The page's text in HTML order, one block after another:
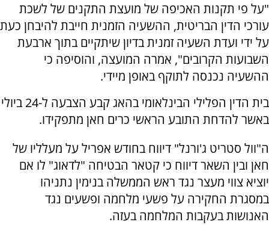
"על פי תקנות האכיפה של מועצת התקנים של לשכת
עורכי הדין הבריטית, ההשעיה הזמנית חייבת להיבחן כעת
על ידי ועדת השעיה זמנית בדיון שיתקיים בתוך ארבעת
השבועות הקרובים", אמרה המועצה, והוסיפה כי
ההשעיה נכנסה לתוקף באופן מיידי.
בית הדין הפלילי הבינלאומי בהאג קבע הצבעה ל-24 ביולי
באשר להדחת התובע הראשי כרים חאן מתפקידו.
ה"וול סטריט ג'ורנל" דיווח בחודש אפריל על מעלליו של
חאן ובין השאר דיווח כי קטאר הבטיחה "לדאוג" לו אם
יוציא צווי מעצר נגד ראש הממשלה בנימין נתניהו
במסגרת החקירה על פשעי מלחמה ופשעים נגד
האנושות בעקבות המלחמה בעזה.